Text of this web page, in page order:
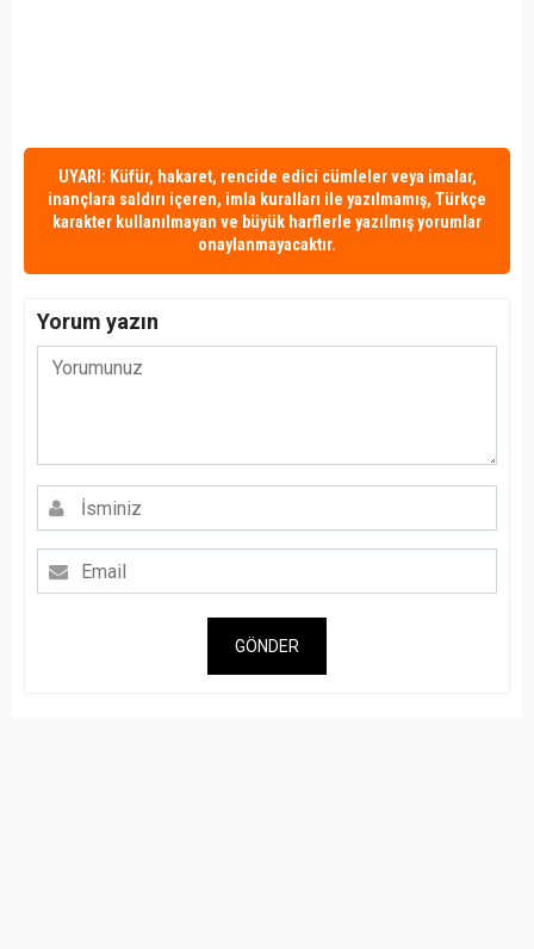
UYARI: Küfür, hakaret, rencide edici cümleler veya imalar,
inançlara saldırı içeren, imla kuralları ile yazılmamış, Türkçe
karakter kullanılmayan ve büyük harflerle yazılmış yorumlar
onaylanmayacaktır.
Yorum yazın
GÖNDER